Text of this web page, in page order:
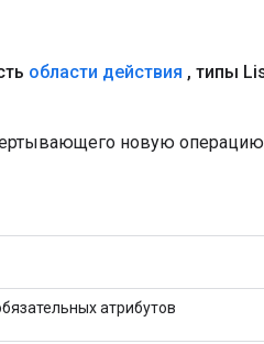
области действия , типы
новую операцию
атрибутов